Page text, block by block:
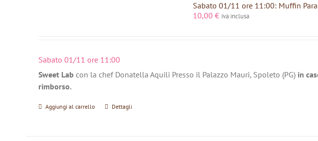
Sabato 01/11 ore 11:00: Muffin
10,00 € iva inclusa
Sabato 01/11 ore 11:00
Sweet Lab con la chef Donatella Aquili Presso il Palazzo Mauri, Spoleto (PG) in
rimborso.
Aggiungi al carrello Dettagli